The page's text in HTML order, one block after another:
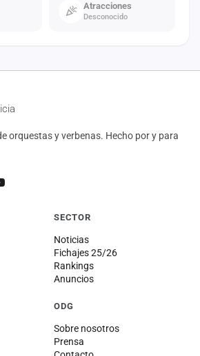
Atracciones
Desconocido
orquestas y verbenas. Hecho por y para
SECTOR
Noticias
Fichajes 25/26
Rankings
Anuncios
ODG
Sobre nosotros
Prensa